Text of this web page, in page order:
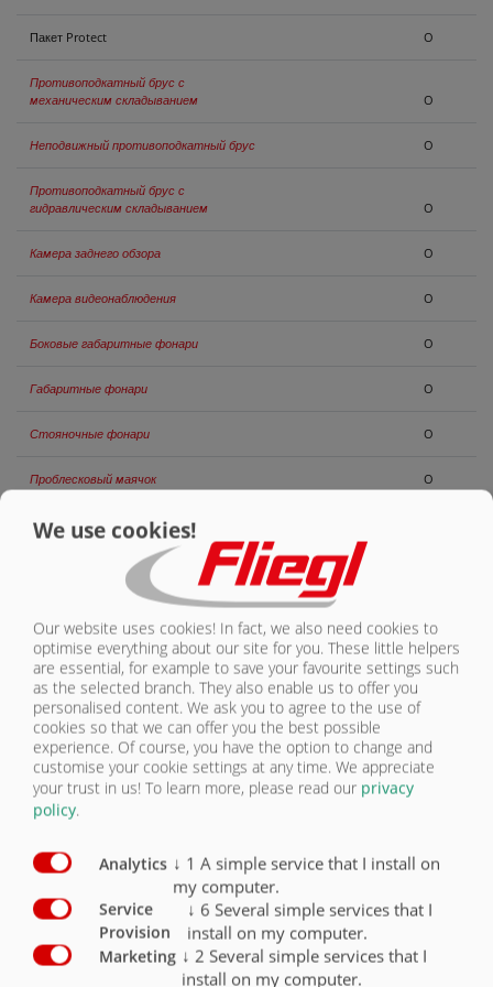
КОНТАКТЫ
Пакет Protect O
Противоподкатный брус с
механическим складыванием
O
Неподвижный противоподкатный брус O
Противоподкатный брус с
гидравлическим складыванием
O
Камера заднего обзора O
Камера видеонаблюдения O
Боковые габаритные фонари O
Габаритные фонари O
Стояночные фонари O
Проблесковый маячок O
Светодиодная рабочая фара
ОСВЕЩЕНИЕ И ПРОТИВОПОДКАТНЫЙ БРУС
We use cookies!
Our website uses cookies! In fact, we also need cookies to
optimise everything about our site for you. These little helpers
are essential, for example to save your favourite settings such
as the selected branch. They also enable us to offer you
personalised content. We ask you to agree to the use of
cookies so that we can offer you the best possible
experience. Of course, you have the option to change and
customise your cookie settings at any time. We appreciate
your trust in us! To learn more, please read our privacy
policy.
Analytics ↓ 1 A simple service that I install on
my computer.
Service
Provision
↓ 6 Several simple services that I
install on my computer.
Marketing ↓ 2 Several simple services that I
install on my computer.